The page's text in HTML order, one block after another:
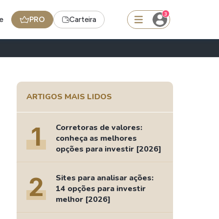
PRO Carteira
3
Ferramenta
Dividendos
- BNB
Ideias
Agenda de Dividendos
Radar do Dividendo Inteligente
Carteiras Recomendadas
ARTIGOS MAIS LIDOS
1
Corretoras de valores:
conheça as melhores
opções para investir [2026]
2
Sites para analisar ações:
14 opções para investir
melhor [2026]